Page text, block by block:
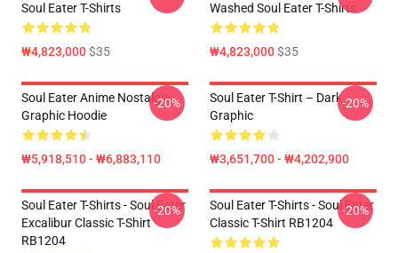
Soul Eater T-Shirts
₩4,823,000$35
Washed Soul Eater T-Shirts
₩4,823,000$35
Soul Eater Anime Nostalgia
Graphic Hoodie
₩5,918,510 - ₩6,883,110
-20%
Soul Eater T-Shirt – Dark
Graphic
₩3,651,700 - ₩4,202,900
-20%
Soul Eater T-Shirts - Soul Eater
Excalibur Classic T-Shirt
RB1204
-20%
Soul Eater T-Shirts - Soul Eater
Classic T-Shirt RB1204
-20%